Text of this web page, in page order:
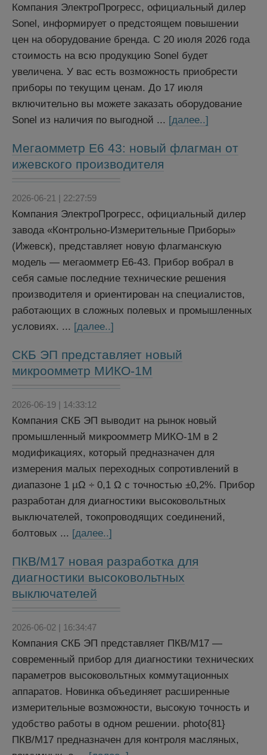
Компания ЭлектроПрогресс, официальный дилер
Sonel, информирует о предстоящем повышении
цен на оборудование бренда. С 20 июля 2026 года
стоимость на всю продукцию Sonel будет
увеличена. У вас есть возможность приобрести
приборы по текущим ценам. До 17 июля
включительно вы можете заказать оборудование
Sonel из наличия по выгодной ... [далее..]
Мегаомметр Е6 43: новый флагман от
ижевского производителя
2026-06-21 | 22:27:59
Компания ЭлектроПрогресс, официальный дилер
завода «Контрольно-Измерительные Приборы»
(Ижевск), представляет новую флагманскую
модель — мегаомметр Е6‑43. Прибор вобрал в
себя самые последние технические решения
производителя и ориентирован на специалистов,
работающих в сложных полевых и промышленных
условиях. ... [далее..]
СКБ ЭП представляет новый
микроомметр МИКО-1М
2026-06-19 | 14:33:12
Компания СКБ ЭП выводит на рынок новый
промышленный микроомметр МИКО-1М в 2
модификациях, который предназначен для
измерения малых переходных сопротивлений в
диапазоне 1 µΩ ÷ 0,1 Ω с точностью ±0,2%. Прибор
разработан для диагностики высоковольтных
выключателей, токопроводящих соединений,
болтовых ... [далее..]
ПКВ/М17 новая разработка для
диагностики высоковольтных
выключателей
2026-06-02 | 16:34:47
Компания СКБ ЭП представляет ПКВ/М17 —
современный прибор для диагностики технических
параметров высоковольтных коммутационных
аппаратов. Новинка объединяет расширенные
измерительные возможности, высокую точность и
удобство работы в одном решении. photo{81}
ПКВ/М17 предназначен для контроля масляных,